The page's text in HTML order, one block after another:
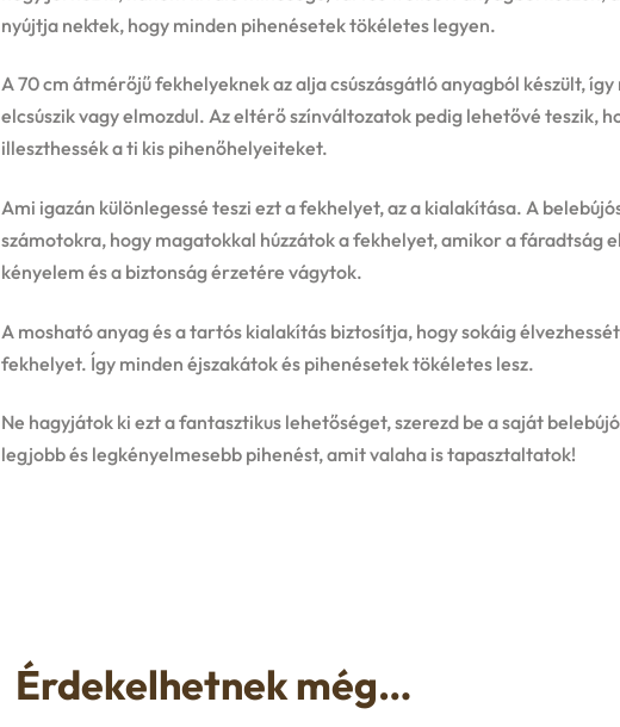
nyújtja nektek, hogy minden pihenésetek tökéletes legyen.
A 70 cm átmérőjű fekhelyeknek az alja csúszásgátló anyagból készült,
elcsúszik vagy elmozdul. Az eltérő színváltozatok pedig lehetővé teszik,
illeszthessék a ti kis pihenőhelyeiteket.
Ami igazán különlegessé teszi ezt a fekhelyet, az a kialakítása. A
számotokra, hogy magatokkal húzzátok a fekhelyet, amikor a fáradtság
kényelem és a biztonság érzetére vágytok.
A mosható anyag és a tartós kialakítás biztosítja, hogy sokáig
fekhelyet. Így minden éjszakátok és pihenésetek tökéletes lesz.
Ne hagyjátok ki ezt a fantasztikus lehetőséget, szerezd be a saját
legjobb és legkényelmesebb pihenést, amit valaha is tapasztaltatok!
Érdekelhetnek még…